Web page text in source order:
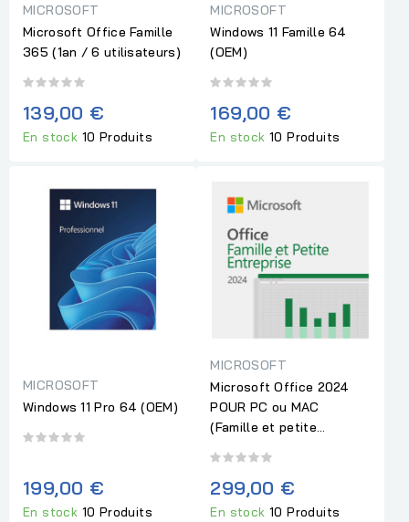
MICROSOFT
Microsoft Office Famille
365 (1an / 6 utilisateurs)
139,00 €
En stock 10 Produits
MICROSOFT
Windows 11 Famille 64
(OEM)
169,00 €
En stock10 Produits
MICROSOFT
Windows 11 Pro 64 (OEM)
199,00 €
En stock 10 Produits
MICROSOFT
Microsoft Office 2024
POUR PC ou MAC
(Famille et petite...
299,00 €
En stock10 Produits